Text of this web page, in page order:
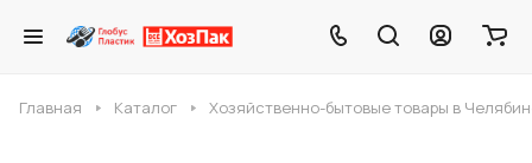
Главная Каталог Хозяйственно-бытовые товары в